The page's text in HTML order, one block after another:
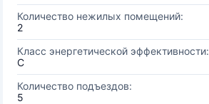
Количество нежилых помещений:
2
Класс энергетической эффективности:
C
Количество подъездов:
5